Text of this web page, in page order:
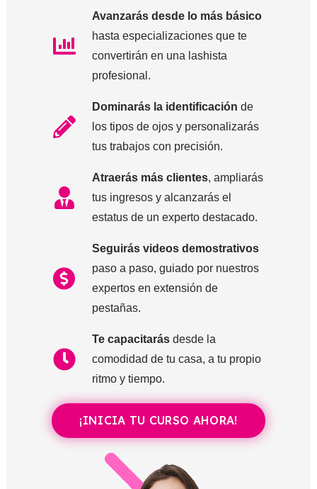
Avanzarás desde lo más básico
hasta especializaciones que te
convertirán en una lashista
profesional.
Dominarás la identificación de
los tipos de ojos y personalizarás
tus trabajos con precisión.
Atraerás más clientes, ampliarás
tus ingresos y alcanzarás el
estatus de un experto destacado.
Seguirás videos demostrativos
paso a paso, guiado por nuestros
expertos en extensión de
pestañas.
Te capacitarásdesde la
comodidad de tu casa, a tu propio
ritmo y tiempo.
¡INICIA TU CURSO AHORA!